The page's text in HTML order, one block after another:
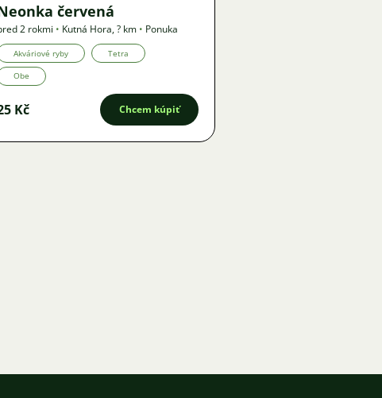
červená
2 rokmi • Kutná Hora,? km • Ponuka
Akváriové ryby Tetra
Obe
Kč Chcem kúpiť